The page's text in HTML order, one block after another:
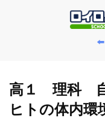
⬅️
高１ 理科
ヒトの体内環